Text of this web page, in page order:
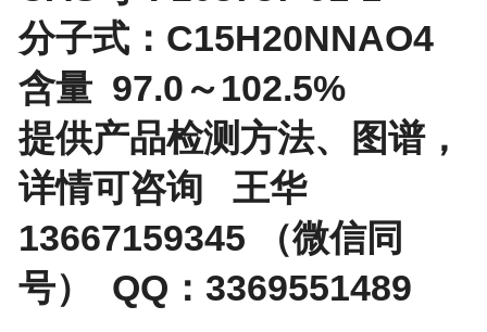
分子式：C15H20NNAO4
含量 97.0～102.5%
提供产品检测方法、图谱，
详情可咨询 王华
13667159345 （微信同
号） QQ：3369551489